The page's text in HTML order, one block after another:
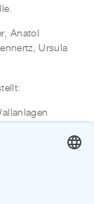
Anatol
Ursula
- 52